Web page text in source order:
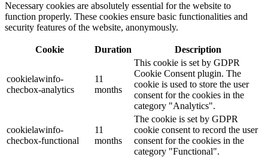
Necessary cookies are absolutely essential for the website to
function properly. These cookies ensure basic functionalities and
security features of the website, anonymously.
Cookie Duration Description
cookielawinfo-
checbox-analytics
11
months
This cookie is set by GDPR
Cookie Consent plugin. The
cookie is used to store the user
consent for the cookies in the
category "Analytics".
cookielawinfo-
checbox-functional
11
months
The cookie is set by GDPR
cookie consent to record the user
consent for the cookies in the
category "Functional".